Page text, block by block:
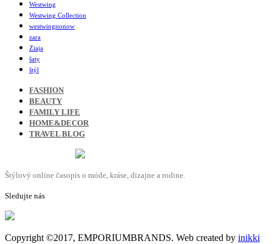
Westwing
Westwing Collection
westwingnonow
zara
Ziaja
šaty
štýl
FASHION
BEAUTY
FAMILY LIFE
HOME&DECOR
TRAVEL BLOG
Štýlový online časopis o móde, kráse, dizajne a rodine.
Sledujte nás
Copyright ©2017, EMPORIUMBRANDS. Web created by inikki